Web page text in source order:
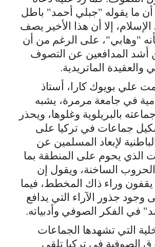
أن ما يقوله "جبلي أحمد" باطل
إلا أن هذا الأخير يصف
"وهابي"، على الرغم من أن
أشد المدافعين عن التصوف
الماتريدية.
علي بويوك كارا، أستاذ
في جامعة مرمرة، يشبه
بالبريلوية وغلوها، ويحذر
جماعات في تركيا على
لإبعاد المسلمين عن
الذي يحوم على المنطقة بما
الحروب الساخنة، ويقول إن
يقفون وراء ذاك المخطط، فيما
وجود جذور الآراء التي يدافع
في الفكر الصوفي وأدبياته.
التي تشهدها الجماعات
الصوفية في تركيا تلقي